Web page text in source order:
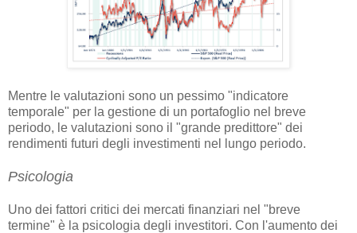
Mentre le valutazioni sono un pessimo "indicatore
temporale" per la gestione di un portafoglio nel breve
periodo, le valutazioni sono il "grande predittore" dei
rendimenti futuri degli investimenti nel lungo periodo.
Psicologia
Uno dei fattori critici dei mercati finanziari nel "breve
termine" è la psicologia degli investitori. Con l'aumento dei